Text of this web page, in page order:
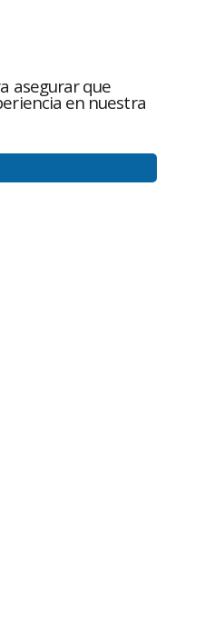
asegurar que
en nuestra